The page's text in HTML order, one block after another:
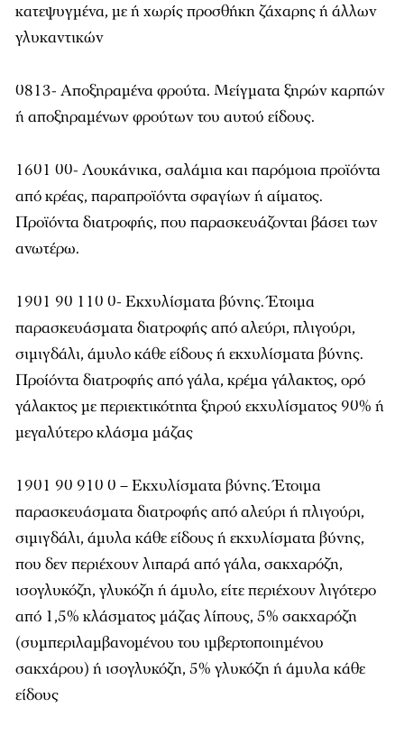
κατεψυγμένα, με ή χωρίς προσθήκη ζάχαρης ή άλλων
γλυκαντικών
0813- Αποξηραμένα φρούτα. Μείγματα ξηρών καρπών
ή αποξηραμένων φρούτων του αυτού είδους.
1601 00- Λουκάνικα, σαλάμια και παρόμοια προϊόντα
από κρέας, παραπροϊόντα σφαγίων ή αίματος.
Προϊόντα διατροφής, που παρασκευάζονται βάσει των
ανωτέρω.
1901 90 110 0- Εκχυλίσματα βύνης. Έτοιμα
παρασκευάσματα διατροφής από αλεύρι, πλιγούρι,
σιμιγδάλι, άμυλο κάθε είδους ή εκχυλίσματα βύνης.
Προίόντα διατροφής από γάλα, κρέμα γάλακτος, ορό
γάλακτος με περιεκτικότητα ξηρού εκχυλίσματος 90% ή
μεγαλύτερο κλάσμα μάζας
1901 90 910 0 – Εκχυλίσματα βύνης. Έτοιμα
παρασκευάσματα διατροφής από αλεύρι ή πλιγούρι,
σιμιγδάλι, άμυλα κάθε είδους ή εκχυλίσματα βύνης,
που δεν περιέχουν λιπαρά από γάλα, σακχαρόζη,
ισογλυκόζη, γλυκόζη ή άμυλο, είτε περιέχουν λιγότερο
από 1,5% κλάσματος μάζας λίπους, 5% σακχαρόζη
(συμπεριλαμβανομένου του ιμβερτοποιημένου
σακχάρου) ή ισογλυκόζη, 5% γλυκόζη ή άμυλα κάθε
είδους